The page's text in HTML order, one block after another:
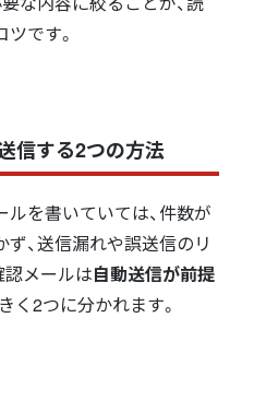
です。
信する2つの方法
を書いていては、件数が
、送信漏れや誤送信のリ
認メールは自動送信が前提
く2つに分かれます。